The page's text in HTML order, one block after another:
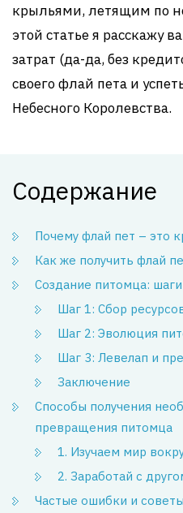
крыльями, летящим по
этой статье я расскажу
затрат (да-да, без
своего флай пета и
Небесного Королевства.
Содержание
Почему флай пет – это
Как же получить флай
Создание питомца:
Шаг 1: Сбор
Шаг 2: Эволюция
Шаг 3: Левелап и
Заключение
Способы получения
превращения питомца
1. Изучаем мир
2. Заработай с
Частые ошибки и